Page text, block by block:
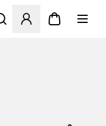
en Modal til at